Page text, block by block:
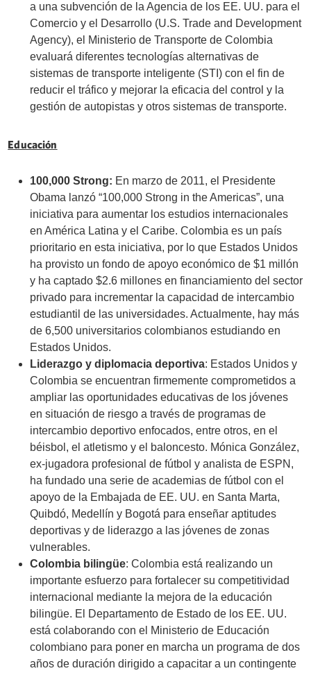
a una subvención de la Agencia de los EE. UU. para el
Comercio y el Desarrollo (U.S. Trade and Development
Agency), el Ministerio de Transporte de Colombia
evaluará diferentes tecnologías alternativas de
sistemas de transporte inteligente (STI) con el fin de
reducir el tráfico y mejorar la eficacia del control y la
gestión de autopistas y otros sistemas de transporte.
Educación
100,000 Strong: En marzo de 2011, el Presidente
Obama lanzó “100,000 Strong in the Americas”, una
iniciativa para aumentar los estudios internacionales
en América Latina y el Caribe. Colombia es un país
prioritario en esta iniciativa, por lo que Estados Unidos
ha provisto un fondo de apoyo económico de $1 millón
y ha captado $2.6 millones en financiamiento del sector
privado para incrementar la capacidad de intercambio
estudiantil de las universidades. Actualmente, hay más
de 6,500 universitarios colombianos estudiando en
Estados Unidos.
Liderazgo y diplomacia deportiva: Estados Unidos y
Colombia se encuentran firmemente comprometidos a
ampliar las oportunidades educativas de los jóvenes
en situación de riesgo a través de programas de
intercambio deportivo enfocados, entre otros, en el
béisbol, el atletismo y el baloncesto. Mónica González,
ex-jugadora profesional de fútbol y analista de ESPN,
ha fundado una serie de academias de fútbol con el
apoyo de la Embajada de EE. UU. en Santa Marta,
Quibdó, Medellín y Bogotá para enseñar aptitudes
deportivas y de liderazgo a las jóvenes de zonas
vulnerables.
Colombia bilingüe: Colombia está realizando un
importante esfuerzo para fortalecer su competitividad
internacional mediante la mejora de la educación
bilingüe. El Departamento de Estado de los EE. UU.
está colaborando con el Ministerio de Educación
colombiano para poner en marcha un programa de dos
años de duración dirigido a capacitar a un contingente